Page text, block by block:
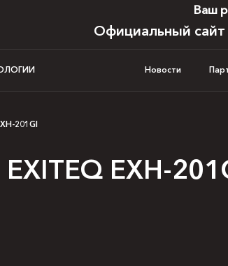
Ваш
Официальный сайт
Новости
201GI
EXH-